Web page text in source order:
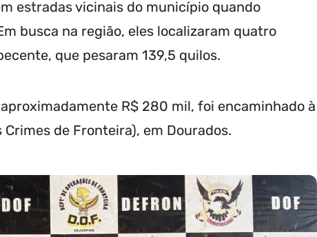
estradas vicinais do município quando
busca na região, eles localizaram quatro
que pesaram 139,5 quilos.
R$ 280 mil, foi encaminhado à
de Fronteira), em Dourados.